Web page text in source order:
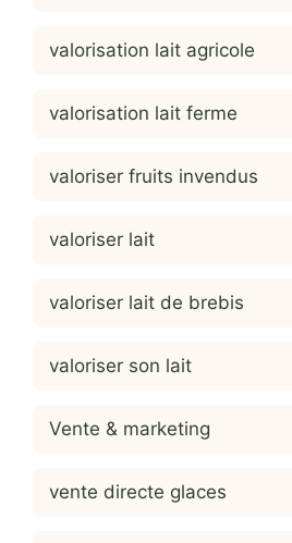
valorisation lait agricole
valorisation lait ferme
valoriser fruits invendus
valoriser lait
valoriser lait de brebis
valoriser son lait
Vente & marketing
vente directe glaces